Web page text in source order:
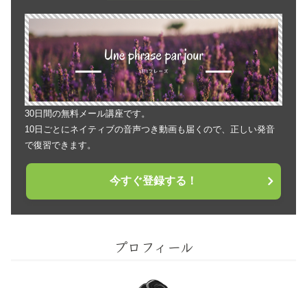
30日間の無料メール講座です。
10日ごとにネイティブの音声つき動画も届くので、正しい発音
で復習できます。
今すぐ登録する！
プロフィール